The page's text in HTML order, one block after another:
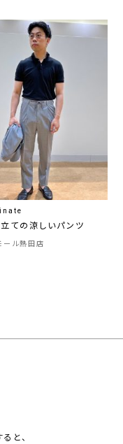
ての涼しいパンツ
ール熱田店
と、